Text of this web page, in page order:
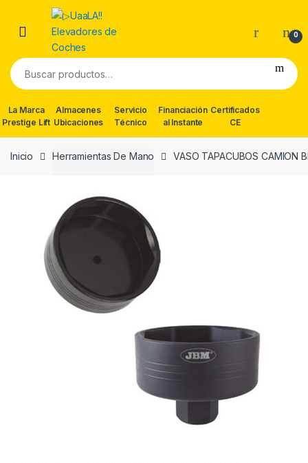
navigation
content
0
Buscar
por:
La Marca
Prestige Lift
Almacenes
Ubicaciones
Servicio
Técnico
Financiación
al Instante
Certificados
CE
Inicio Herramientas De Mano VASO TAPACUBOS CAMION